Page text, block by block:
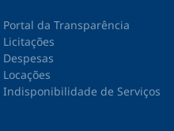
Portal da Transparência
Licitações
Despesas
Locações
Indisponibilidade de Serviços